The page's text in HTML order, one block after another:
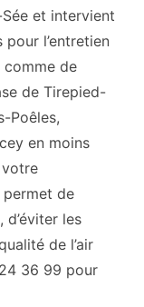
et intervient
l’entretien
de
de Tirepied-
Poêles,
en moins
votre
de
les
de l’air
36 99 pour